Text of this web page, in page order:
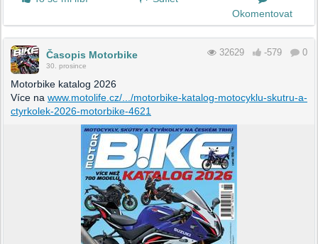
Okomentovat
Časopis Motorbike
30. prosince
32629 -579 0
Motorbike katalog 2026
Více na www.motolife.cz/.../motorbike-katalog-motocyklu-skutru-a-
ctyrkolek-2026-motorbike-4621